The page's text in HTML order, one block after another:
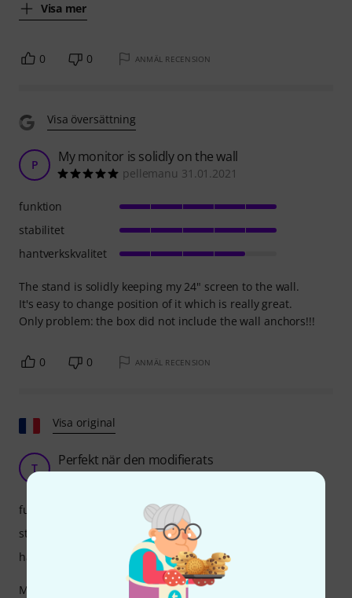
Visa mer
0 0 ANMÄL RECENSION
Visa översättning
P My monitor is solidly on the wall
pellemanu 31.01.2021
The stand is solidly keeping my 24" screen to the wall.
It's easy to change position of it which is really great.
Only problem: the box did not include the wall anchors!!!
funktion
stabilitet
hantverkskvalitet
0 0 ANMÄL RECENSION
Visa original
T Perfekt när den modifierats
THSD 25.11.2024
Målet var att kunna montera en 32" svängbar skärm på ett
funktion
stabilitet
hantverkskvalitet